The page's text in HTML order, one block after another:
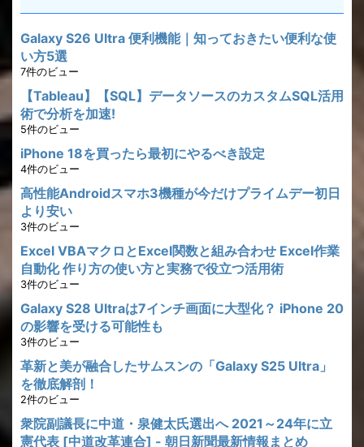
Galaxy S26 Ultra 便利機能｜知っておきたい便利な使
い方5選
7件のビュー
【Tableau】【SQL】データソースのカスタムSQL活用
術で分析を加速!
5件のビュー
iPhone 18を買ったら最初にやるべき設定
4件のビュー
高性能Androidスマホ3機種が今だけプライムデー初日
より安い
3件のビュー
Excel VBAマクロとExcel関数と組み合わせ Excel作業
自動化 作り方の使い方と実務で役立つ活用術
3件のビュー
Galaxy S28 Ultraは7インチ画面に大型化？ iPhone 20
の影響を受ける可能性も
3件のビュー
革新と美が融合したサムスンの「Galaxy S25 Ultra」
を徹底解剖！
2件のビュー
衆院副議長に中道・泉健太氏選出へ 2021～24年に立
憲代表 [中道改革連合] - 朝日新聞最新情報まとめ